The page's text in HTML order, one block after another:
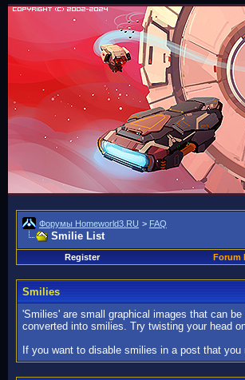
Форумы Homeworld3.RU > FAQ
Smilie List
Register
Forum
Smilies
'Smilies' are small graphical images that can
converted into smilies. Try twisting your head
If you want to disable smilies in a post that